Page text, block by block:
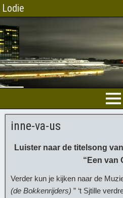
Lodie
inne-va-us
Luister naar de titelsong
“Een van
Verder kun je kijken naar de
(de Bokkenrijders) ” ‘t Sjtille